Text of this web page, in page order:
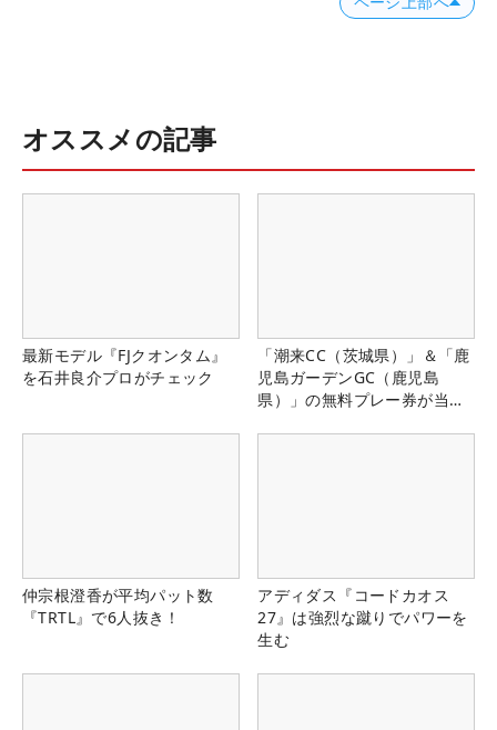
オススメの記事
最新モデル『FJクオンタム』
を石井良介プロがチェック
「潮来CC（茨城県）」＆「鹿
児島ガーデンGC（鹿児島
県）」の無料プレー券が当た
仲宗根澄香が平均パット数
『TRTL』で6人抜き！
アディダス『コードカオス
27』は強烈な蹴りでパワーを
生む